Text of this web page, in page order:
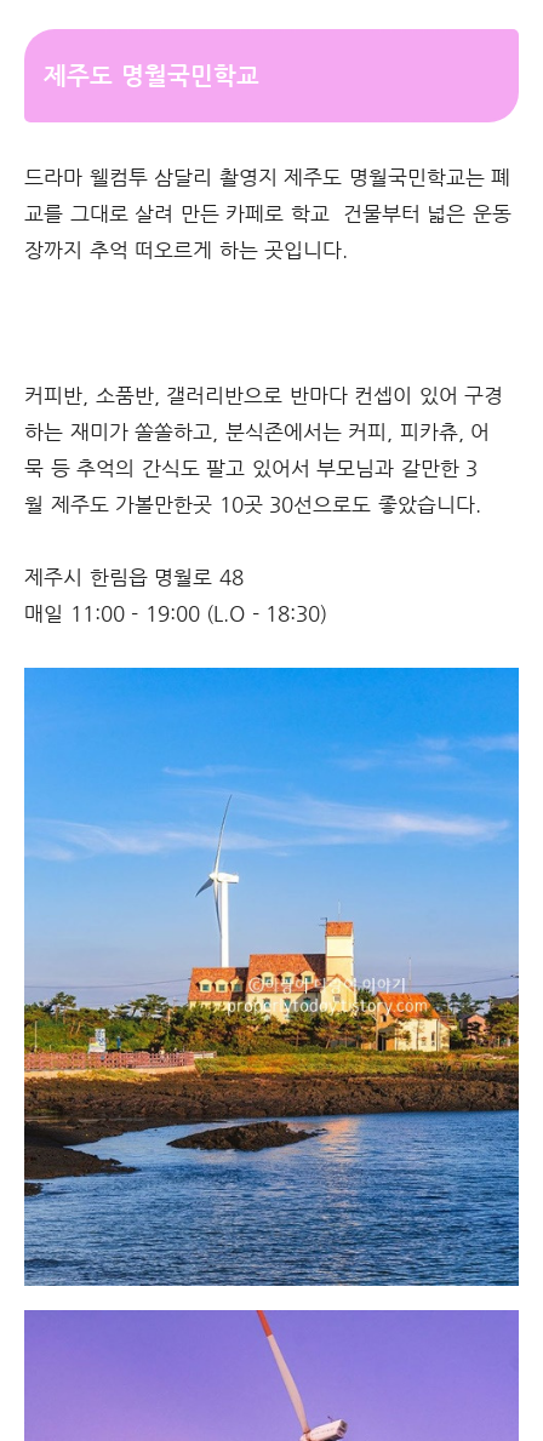
제주도 명월국민학교
드라마 웰컴투 삼달리 촬영지 제주도 명월국민학교는 폐
교를 그대로 살려 만든 카페로 학교 건물부터 넓은 운동
장까지 추억 떠오르게 하는 곳입니다.
커피반, 소품반, 갤러리반으로 반마다 컨셉이 있어 구경
하는 재미가 쏠쏠하고, 분식존에서는 커피, 피카츄, 어
묵 등 추억의 간식도 팔고 있어서 부모님과 갈만한 3
월 제주도 가볼만한곳 10곳 30선으로도 좋았습니다.
제주시 한림읍 명월로 48
매일 11:00 - 19:00 (L.O - 18:30)